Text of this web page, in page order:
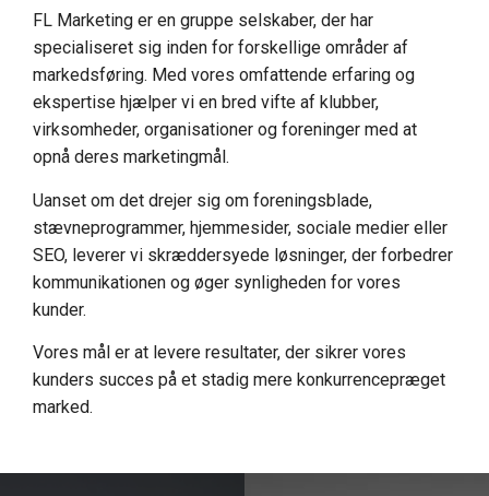
FL Marketing er en gruppe selskaber, der har
specialiseret sig inden for forskellige områder af
markedsføring. Med vores omfattende erfaring og
ekspertise hjælper vi en bred vifte af klubber,
virksomheder, organisationer og foreninger med at
opnå deres marketingmål.
Uanset om det drejer sig om foreningsblade,
stævneprogrammer, hjemmesider, sociale medier eller
SEO, leverer vi skræddersyede løsninger, der forbedrer
kommunikationen og øger synligheden for vores
kunder.
Vores mål er at levere resultater, der sikrer vores
kunders succes på et stadig mere konkurrencepræget
marked.